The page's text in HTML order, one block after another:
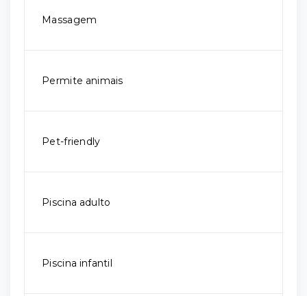
Massagem
Permite animais
Pet-friendly
Piscina adulto
Piscina infantil